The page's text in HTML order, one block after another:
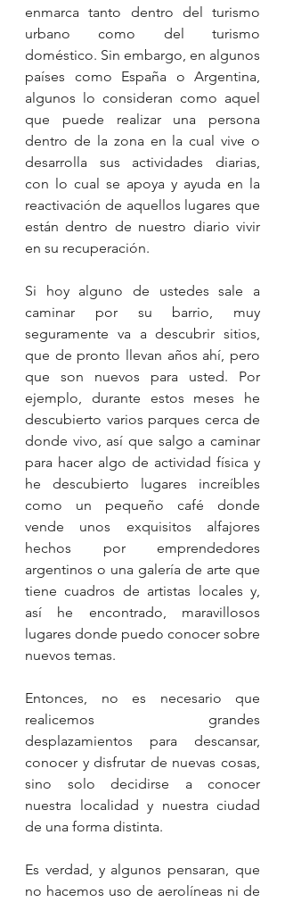
enmarca tanto dentro del turismo
urbano como del turismo
doméstico. Sin embargo, en algunos
países como España o Argentina,
algunos lo consideran como aquel
que puede realizar una persona
dentro de la zona en la cual vive o
desarrolla sus actividades diarias,
con lo cual se apoya y ayuda en la
reactivación de aquellos lugares que
están dentro de nuestro diario vivir
en su recuperación.
Si hoy alguno de ustedes sale a
caminar por su barrio, muy
seguramente va a descubrir sitios,
que de pronto llevan años ahí, pero
que son nuevos para usted. Por
ejemplo, durante estos meses he
descubierto varios parques cerca de
donde vivo, así que salgo a caminar
para hacer algo de actividad física y
he descubierto lugares increíbles
como un pequeño café donde
vende unos exquisitos alfajores
hechos por emprendedores
argentinos o una galería de arte que
tiene cuadros de artistas locales y,
así he encontrado, maravillosos
lugares donde puedo conocer sobre
nuevos temas.
Entonces, no es necesario que
realicemos grandes
desplazamientos para descansar,
conocer y disfrutar de nuevas cosas,
sino solo decidirse a conocer
nuestra localidad y nuestra ciudad
de una forma distinta.
Es verdad, y algunos pensaran, que
no hacemos uso de aerolíneas ni de